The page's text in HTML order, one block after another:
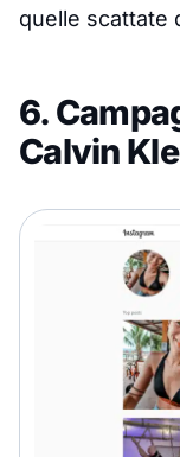
quelle scattate
6.
Calvin